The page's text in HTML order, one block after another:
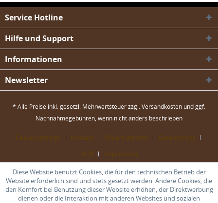
Service Hotline
Hilfe und Support
Informationen
Newsletter
* Alle Preise inkl. gesetzl. Mehrwertsteuer zzgl.Versandkosten und ggf.
Nachnahmegebühren, wenn nicht anders beschrieben
Cookie settings Kontakt Widerrufsrecht
Datenschutz
AGB
Impressum
Diese Website benutzt Cookies, die für den technischen Betrieb der
Website erforderlich sind und stets gesetzt werden. Andere Cookies, die
den Komfort bei Benutzung dieser Website erhöhen, der Direktwerbung
dienen oder die Interaktion mit anderen Websites und sozialen